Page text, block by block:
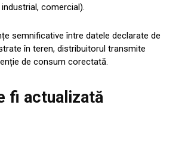
comercial).
semnificative între datele declarate de
în teren, distribuitorul transmite
de consum corectată.
fi actualizată